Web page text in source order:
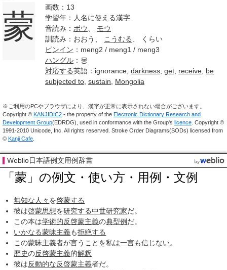
蒙
画数：13
学習年： 人名に使える漢字
音読み： ボウ、 モウ
訓読み：おおう、 こうむる、 くらい
ピンイン ：meng2 / meng1 / meng3
ハングル ：몽
対応する英語：ignorance, darkness, get, receive, be
subjected to, sustain, Mongolia
※ご利用のPCやブラウザにより、漢字が正常に表示されない場合がございます。
Copyright © KANJIDIC2 - the property of the Electronic Dictionary Research and
Development Group(EDRDG), used in conformance with the Group's licence. Copyright ©
1991-2010 Unicode, Inc. All rights reserved. Stroke Order Diagrams(SODs) licensed from
© Kanji Cafe.
Weblio日本語例文用例辞書
「蒙」の例文・使い方・用例・文例
無知な人々 を啓蒙する
彼は啓蒙思想を研究する中世研究家だ。
この本は学術的反啓蒙主義の典型例 だ。
いかなる蒙昧主義も拒絶する
この蒙昧主義者が言うことを私は一言も信じない。
歴史の反啓蒙主義的解釈
彼は反動的な反啓蒙主義者だ。